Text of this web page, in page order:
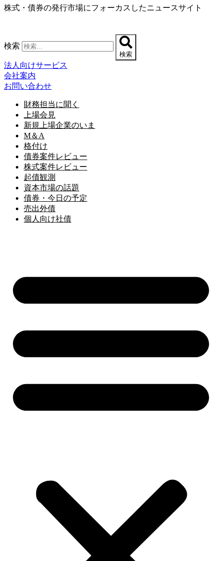
コ
ツ
に
ス
キ
ッ
株式・債券の発行市場にフォーカスしたニュースサイト
検索
検索
法人向けサービス
会社案内
お問い合わせ
財務担当に聞く
上場会見
新規上場企業のいま
M＆A
格付け
債券案件レビュー
株式案件レビュー
起債観測
資本市場の話題
債券・今日の予定
売出外債
個人向け社債